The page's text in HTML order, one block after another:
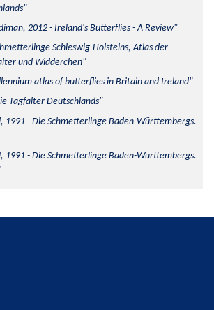
2012 - Ireland's Butterflies - A Review
Schleswig-Holsteins, Atlas der
und Widderchen
atlas of butterflies in Britain and Ireland
Tagfalter Deutschlands
1991 - Die Schmetterlinge Baden-Württembergs.
1991 - Die Schmetterlinge Baden-Württembergs.